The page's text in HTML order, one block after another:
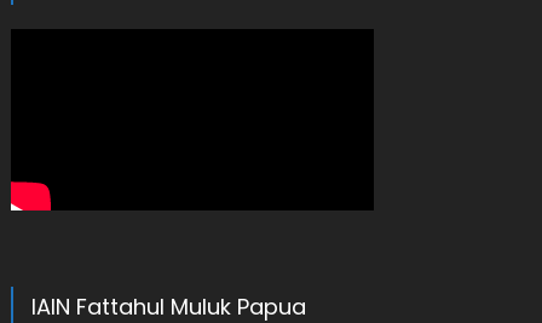
IAIN Fattahul Muluk Papua